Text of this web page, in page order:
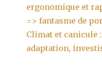
ergonomique et
=> fantasme de
Climat et canicule :
adaptation,